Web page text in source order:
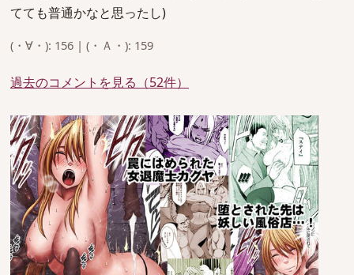
てても普通かなと思ったし)
(・∀・): 156 | (・Ａ・): 159
過去のコメントを見る（52件）